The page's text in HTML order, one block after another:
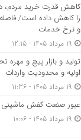
کاهش قدرت خرید مردم،
را کاهش داده است/
و نرخ خدمات
تولید و بازار پیچ و مهره
اولیه و محدودیت واردات
عبور صنعت کفش ماشینی